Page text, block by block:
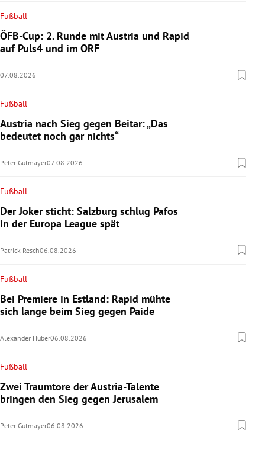
Fußball
ÖFB-Cup: 2. Runde mit Austria und Rapid
auf Puls4 und im ORF
07.08.2026
Fußball
Austria nach Sieg gegen Beitar: „Das
bedeutet noch gar nichts“
Peter Gutmayer07.08.2026
Fußball
Der Joker sticht: Salzburg schlug Pafos
in der Europa League spät
Patrick Resch06.08.2026
Fußball
Bei Premiere in Estland: Rapid mühte
sich lange beim Sieg gegen Paide
Alexander Huber06.08.2026
Fußball
Zwei Traumtore der Austria-Talente
bringen den Sieg gegen Jerusalem
Peter Gutmayer06.08.2026